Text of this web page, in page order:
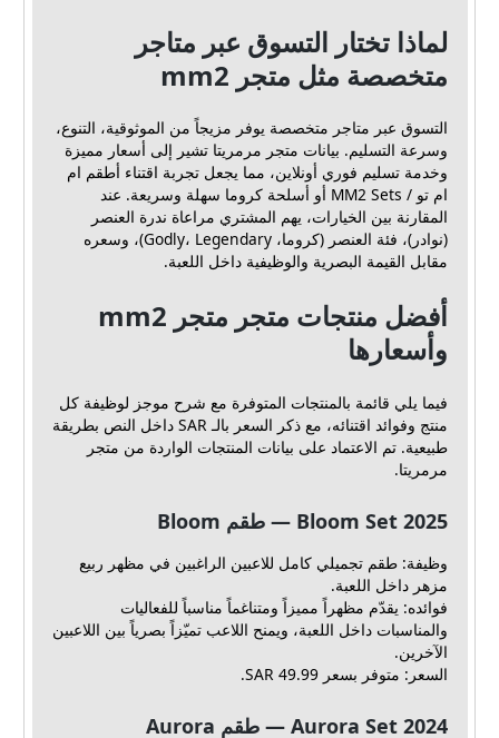
لماذا تختار التسوق عبر متاجر
متخصصة مثل متجر mm2
التسوق عبر متاجر متخصصة يوفر مزيجاً من الموثوقية، التنوع،
وسرعة التسليم. بيانات متجر مرمريتا تشير إلى أسعار مميزة
وخدمة تسليم فوري أونلاين، مما يجعل تجربة اقتناء أطقم ام
ام تو / MM2 Sets أو أسلحة كروما سهلة وسريعة. عند
المقارنة بين الخيارات، يهم المشتري مراعاة ندرة العنصر
(نوادر)، فئة العنصر (كروما، Godly، Legendary)، وسعره
مقابل القيمة البصرية والوظيفية داخل اللعبة.
أفضل منتجات متجر متجر mm2
وأسعارها
فيما يلي قائمة بالمنتجات المتوفرة مع شرح موجز لوظيفة كل
منتج وفوائد اقتنائه، مع ذكر السعر بالـ SAR داخل النص بطريقة
طبيعية. تم الاعتماد على بيانات المنتجات الواردة من متجر
مرمريتا.
Bloom Set 2025 — طقم Bloom
وظيفة: طقم تجميلي كامل للاعبين الراغبين في مظهر ربيع
مزهر داخل اللعبة.
فوائده: يقدّم مظهراً مميزاً ومتناغماً مناسباً للفعاليات
والمناسبات داخل اللعبة، ويمنح اللاعب تميّزاً بصرياً بين اللاعبين
الآخرين.
السعر: متوفر بسعر 49.99 SAR.
Aurora Set 2024 — طقم Aurora